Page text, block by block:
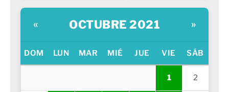
« OCTUBRE 2021 »
DOM LUN MAR MIÉ JUE VIE SÁB
1 2